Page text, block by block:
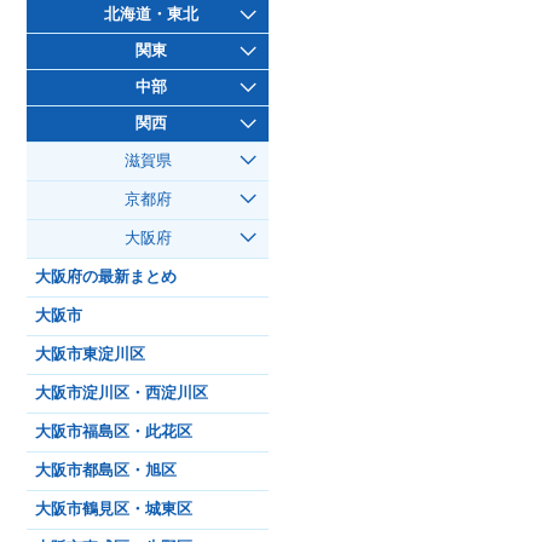
北海道・東北
関東
中部
関西
滋賀県
京都府
大阪府
大阪府の最新まとめ
大阪市
大阪市東淀川区
大阪市淀川区・西淀川区
大阪市福島区・此花区
大阪市都島区・旭区
大阪市鶴見区・城東区